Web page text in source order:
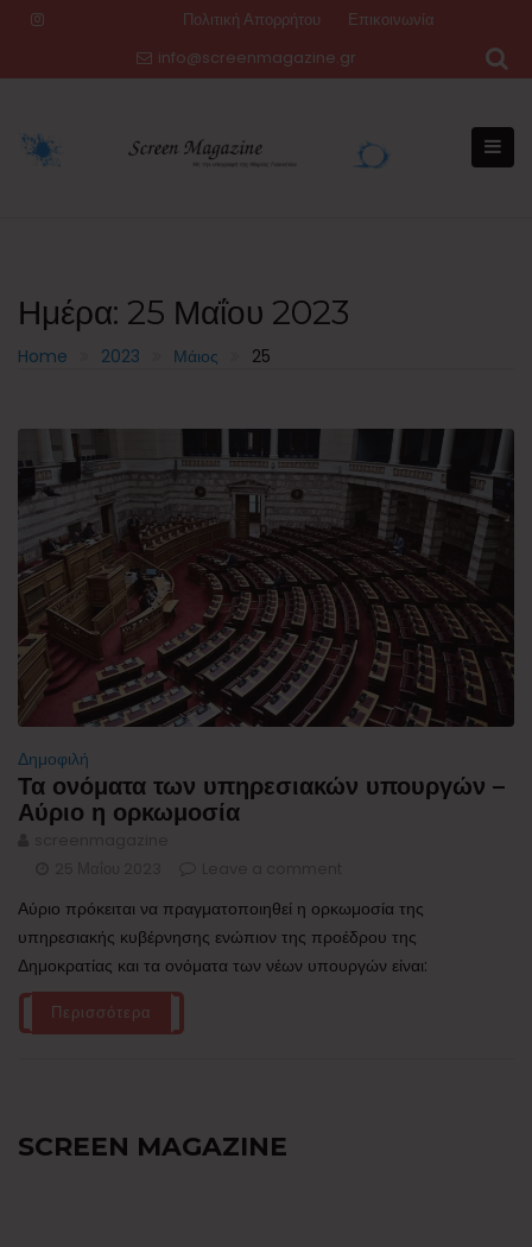
Πολιτική Απορρήτου
Επικοινωνία
info@screenmagazine.gr
Ημέρα: 25 Μαΐου 2023
Home 2023 Μάιος 25
Δημοφιλή
Τα ονόματα των υπηρεσιακών υπουργών –
Αύριο η ορκωμοσία
Αύριο πρόκειται να πραγματοποιηθεί η ορκωμοσία της
υπηρεσιακής κυβέρνησης ενώπιον της προέδρου της
Δημοκρατίας και τα ονόματα των νέων υπουργών είναι:
Περισσότερα
SCREEN MAGAZINE